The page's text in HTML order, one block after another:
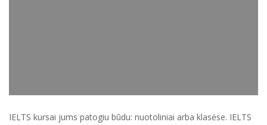
IELTS kursai jums patogiu būdu: nuotoliniai arba klasėse. IELTS